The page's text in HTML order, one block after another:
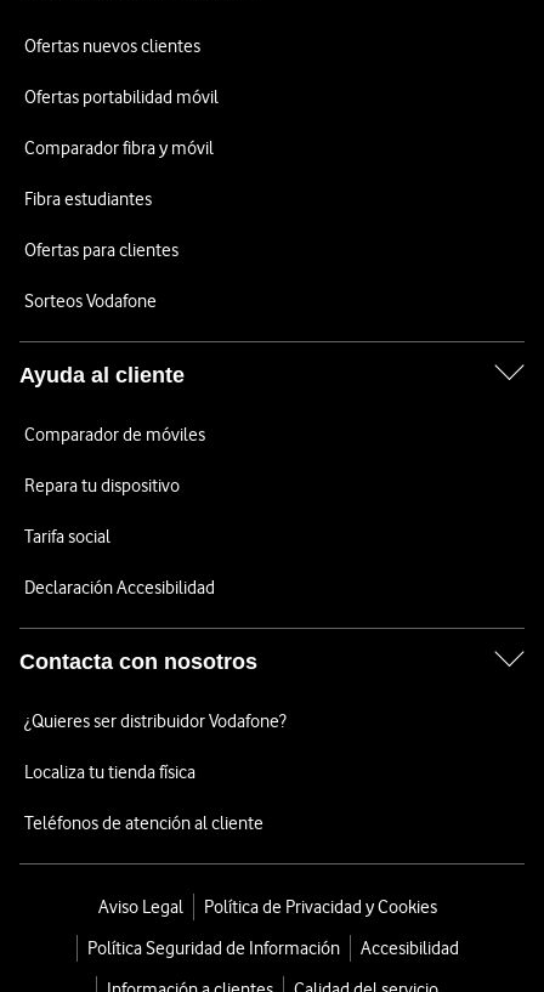
Ofertas nuevos clientes
Ofertas portabilidad móvil
Comparador fibra y móvil
Fibra estudiantes
Ofertas para clientes
Sorteos Vodafone
Ayuda al cliente
Comparador de móviles
Repara tu dispositivo
Tarifa social
Declaración Accesibilidad
Contacta con nosotros
¿Quieres ser distribuidor Vodafone?
Localiza tu tienda física
Teléfonos de atención al cliente
Aviso Legal
Política de Privacidad y Cookies
Política Seguridad de Información
Accesibilidad